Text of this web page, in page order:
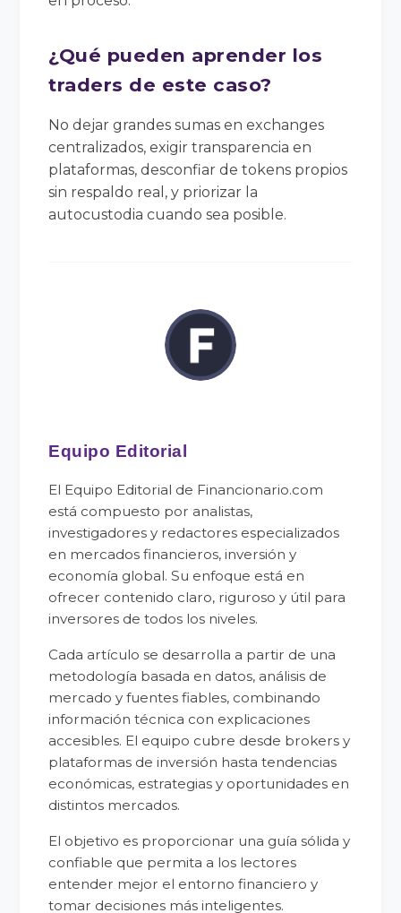
¿Qué pueden aprender los
traders de este caso?
No dejar grandes sumas en exchanges
centralizados, exigir transparencia en
plataformas, desconfiar de tokens propios
sin respaldo real, y priorizar la
autocustodia cuando sea posible.
Equipo Editorial
El Equipo Editorial de Financionario.com
está compuesto por analistas,
investigadores y redactores especializados
en mercados financieros, inversión y
economía global. Su enfoque está en
ofrecer contenido claro, riguroso y útil para
inversores de todos los niveles.
Cada artículo se desarrolla a partir de una
metodología basada en datos, análisis de
mercado y fuentes fiables, combinando
información técnica con explicaciones
accesibles. El equipo cubre desde brokers y
plataformas de inversión hasta tendencias
económicas, estrategias y oportunidades en
distintos mercados.
El objetivo es proporcionar una guía sólida y
confiable que permita a los lectores
entender mejor el entorno financiero y
tomar decisiones más inteligentes.